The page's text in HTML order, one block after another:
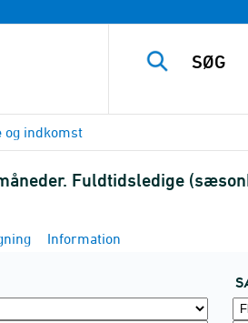
og indkomst
Fuldtidsledige
Information